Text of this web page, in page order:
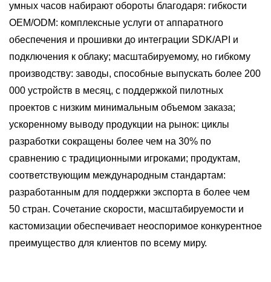
умных часов набирают обороты благодаря: гибкости
OEM/ODM: комплексные услуги от аппаратного
обеспечения и прошивки до интеграции SDK/API и
подключения к облаку; масштабируемому, но гибкому
производству: заводы, способные выпускать более 200
000 устройств в месяц, с поддержкой пилотных
проектов с низким минимальным объемом заказа;
ускоренному выводу продукции на рынок: циклы
разработки сокращены более чем на 30% по
сравнению с традиционными игроками; продуктам,
соответствующим международным стандартам:
разработанным для поддержки экспорта в более чем
50 стран. Сочетание скорости, масштабируемости и
кастомизации обеспечивает неоспоримое конкурентное
преимущество для клиентов по всему миру.